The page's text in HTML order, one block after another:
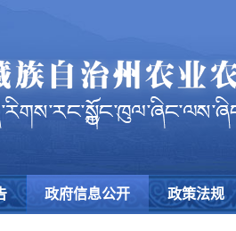
政府信息公开 政策法规